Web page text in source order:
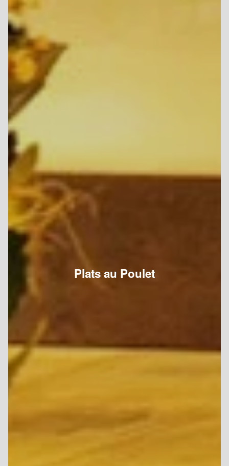
Plats au Poulet